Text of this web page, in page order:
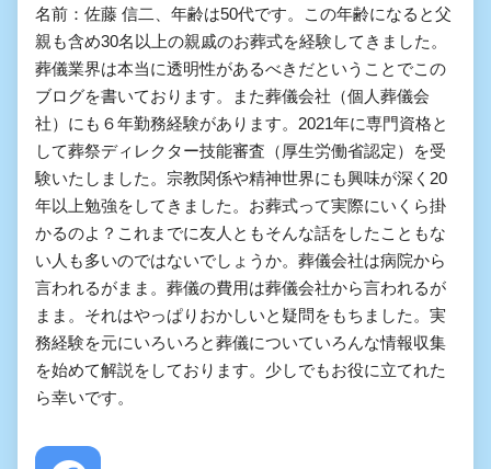
名前：佐藤 信二、年齢は50代です。この年齢になると父
親も含め30名以上の親戚のお葬式を経験してきました。
葬儀業界は本当に透明性があるべきだということでこの
ブログを書いております。また葬儀会社（個人葬儀会
社）にも６年勤務経験があります。2021年に専門資格と
して葬祭ディレクター技能審査（厚生労働省認定）を受
験いたしました。宗教関係や精神世界にも興味が深く20
年以上勉強をしてきました。お葬式って実際にいくら掛
かるのよ？これまでに友人ともそんな話をしたこともな
い人も多いのではないでしょうか。葬儀会社は病院から
言われるがまま。葬儀の費用は葬儀会社から言われるが
まま。それはやっぱりおかしいと疑問をもちました。実
務経験を元にいろいろと葬儀についていろんな情報収集
を始めて解説をしております。少しでもお役に立てれた
ら幸いです。